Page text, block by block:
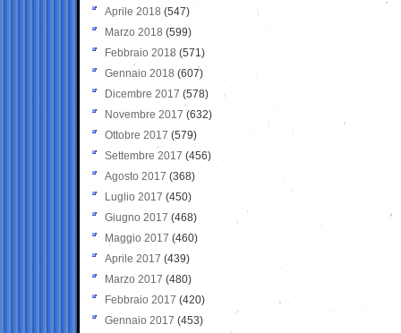
Aprile 2018 (547)
Marzo 2018 (599)
Febbraio 2018 (571)
Gennaio 2018 (607)
Dicembre 2017 (578)
Novembre 2017 (632)
Ottobre 2017 (579)
Settembre 2017 (456)
Agosto 2017 (368)
Luglio 2017 (450)
Giugno 2017 (468)
Maggio 2017 (460)
Aprile 2017 (439)
Marzo 2017 (480)
Febbraio 2017 (420)
Gennaio 2017 (453)